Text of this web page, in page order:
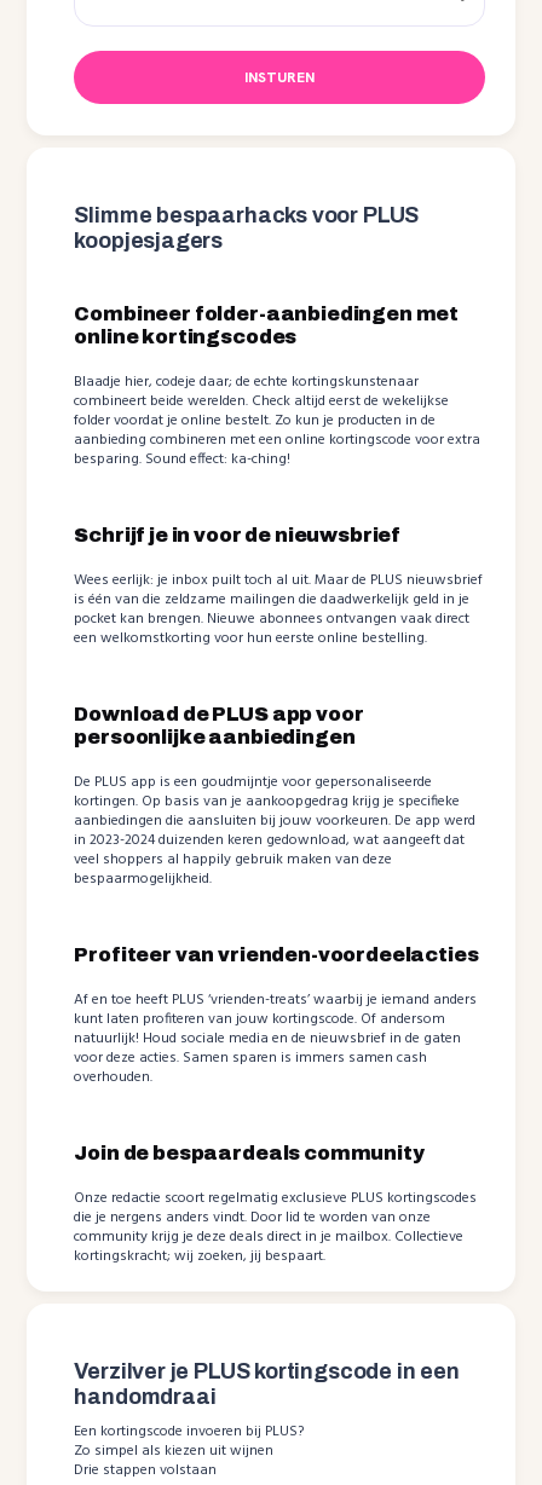
INSTUREN
Slimme bespaarhacks voor PLUS
koopjesjagers
Combineer folder-aanbiedingen met
online kortingscodes
Blaadje hier, codeje daar; de echte kortingskunstenaar
combineert beide werelden. Check altijd eerst de wekelijkse
folder voordat je online bestelt. Zo kun je producten in de
aanbieding combineren met een online kortingscode voor extra
besparing. Sound effect: ka-ching!
Schrijf je in voor de nieuwsbrief
Wees eerlijk: je inbox puilt toch al uit. Maar de PLUS nieuwsbrief
is één van die zeldzame mailingen die daadwerkelijk geld in je
pocket kan brengen. Nieuwe abonnees ontvangen vaak direct
een welkomstkorting voor hun eerste online bestelling.
Download de PLUS app voor
persoonlijke aanbiedingen
De PLUS app is een goudmijntje voor gepersonaliseerde
kortingen. Op basis van je aankoopgedrag krijg je specifieke
aanbiedingen die aansluiten bij jouw voorkeuren. De app werd
in 2023-2024 duizenden keren gedownload, wat aangeeft dat
veel shoppers al happily gebruik maken van deze
bespaarmogelijkheid.
Profiteer van vrienden-voordeelacties
Af en toe heeft PLUS ‘vrienden-treats’ waarbij je iemand anders
kunt laten profiteren van jouw kortingscode. Of andersom
natuurlijk! Houd sociale media en de nieuwsbrief in de gaten
voor deze acties. Samen sparen is immers samen cash
overhouden.
Join de bespaardeals community
Onze redactie scoort regelmatig exclusieve PLUS kortingscodes
die je nergens anders vindt. Door lid te worden van onze
community krijg je deze deals direct in je mailbox. Collectieve
kortingskracht; wij zoeken, jij bespaart.
Verzilver je PLUS kortingscode in een
handomdraai
Een kortingscode invoeren bij PLUS?
Zo simpel als kiezen uit wijnen
Drie stappen volstaan